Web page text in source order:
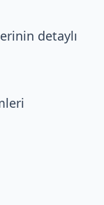
detaylı